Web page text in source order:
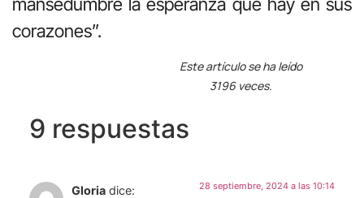
corazones”.
Este artículo se ha leído
3196 veces.
9 respuestas
Gloria dice: 28 septiembre, 2024 a las 10:14